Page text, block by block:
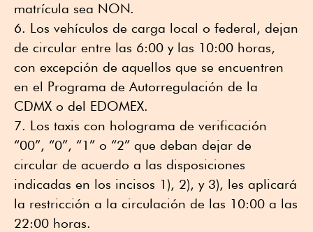
matrícula sea NON.
Los vehículos de carga local o federal, dejan
de circular entre las 6:00 y las 10:00 horas,
con excepción de aquellos que se encuentren
en el Programa de Autorregulación de la
CDMX o del EDOMEX.
Los taxis con holograma de verificación
“00”, “0”, “1” o “2” que deban dejar de
circular de acuerdo a las disposiciones
indicadas en los incisos 1), 2), y 3), les aplicará
la restricción a la circulación de las 10:00 a las
22:00 horas.